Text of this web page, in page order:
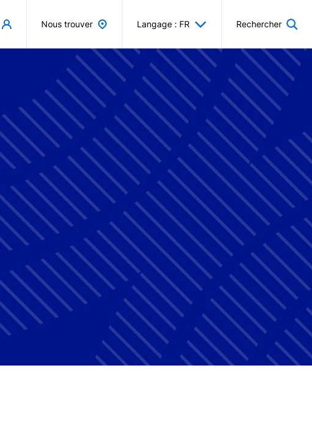
Nous trouver Langage : FR Rechercher